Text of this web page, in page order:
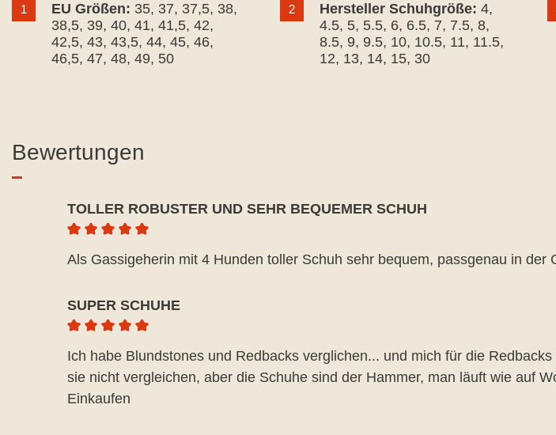
1 EU Größen: 35, 37, 37,5, 38,
38,5, 39, 40, 41, 41,5, 42,
42,5, 43, 43,5, 44, 45, 46,
46,5, 47, 48, 49, 50
2 Hersteller Schuhgröße: 4,
4.5, 5, 5.5, 6, 6.5, 7, 7.5, 8,
8.5, 9, 9.5, 10, 10.5, 11, 11.5,
12, 13, 14, 15, 30
Bewertungen
TOLLER ROBUSTER UND SEHR BEQUEMER SCHUH
Durchschnittliche Bewertung von 5 von 5 Sternen
Als Gassigeherin mit 4 Hunden toller Schuh sehr bequem, passgenau in
SUPER SCHUHE
Durchschnittliche Bewertung von 5 von 5 Sternen
Ich habe Blundstones und Redbacks verglichen... und mich für die
sie nicht vergleichen, aber die Schuhe sind der Hammer, man läuft wie auf
Einkaufen